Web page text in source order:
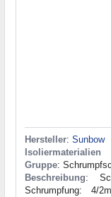
Hersteller: Sunbow
Isoliermaterialien
Gruppe:
Beschreibung:
Schrumpfung: 4/